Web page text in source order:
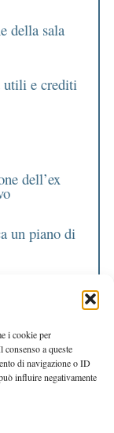
i cookie per
a queste
di navigazione o ID
influire negativamente
della sala
utili e crediti
dell’ex
un piano di
con
servizi